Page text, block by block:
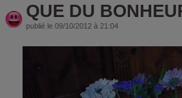
QUE DU
publié le 09/10/2012 à 21:04